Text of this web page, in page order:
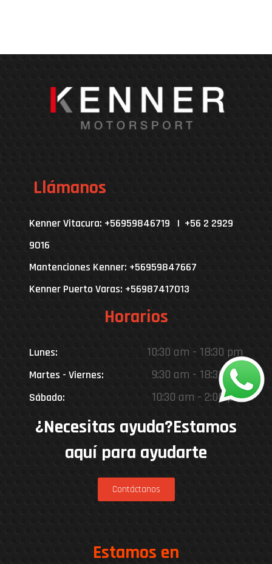
Llámanos
Kenner Vitacura: +56959846719 | +56 2 2929
9016
Mantenciones Kenner: +56959847667
Kenner Puerto Varas: +56987417013
Horarios
Lunes: 10:30 am - 18:30 pm
Martes - Viernes: 9:30 am - 18:30 pm
Sábado: 10:30 am - 2:00 pm
¿Necesitas ayuda?Estamos
aquí para ayudarte
Contáctanos
Estamos en